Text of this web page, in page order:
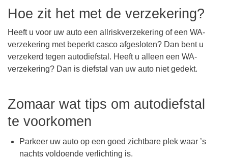
Hoe zit het met de verzekering?
Heeft u voor uw auto een allriskverzekering of een WA-
verzekering met beperkt casco afgesloten? Dan bent u
verzekerd tegen autodiefstal. Heeft u alleen een WA-
verzekering? Dan is diefstal van uw auto niet gedekt.
Zomaar wat tips om autodiefstal
te voorkomen
Parkeer uw auto op een goed zichtbare plek waar ’s
nachts voldoende verlichting is.